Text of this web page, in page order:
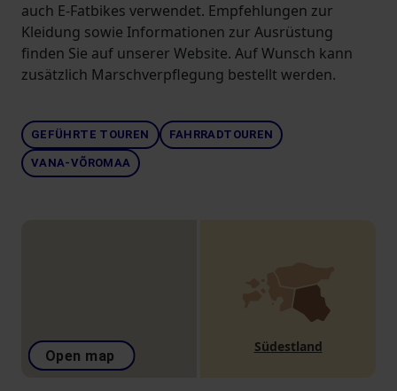
auch E-Fatbikes verwendet. Empfehlungen zur
Kleidung sowie Informationen zur Ausrüstung
finden Sie auf unserer Website. Auf Wunsch kann
zusätzlich Marschverpflegung bestellt werden.
GEFÜHRTE TOUREN FAHRRADTOUREN
VANA-VÕROMAA
Open map
Südestland